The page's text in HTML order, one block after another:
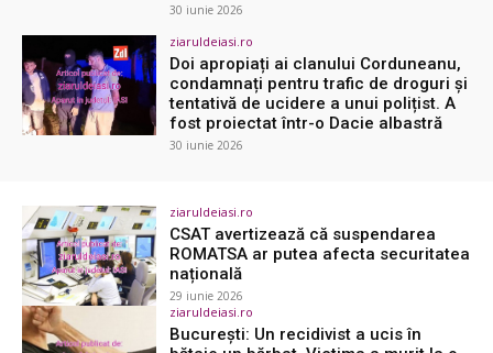
30 iunie 2026
ziaruldeiasi.ro
Doi apropiați ai clanului Corduneanu,
condamnați pentru trafic de droguri și
tentativă de ucidere a unui polițist. A
fost proiectat într-o Dacie albastră
30 iunie 2026
ziaruldeiasi.ro
CSAT avertizează că suspendarea
ROMATSA ar putea afecta securitatea
națională
29 iunie 2026
ziaruldeiasi.ro
Bucureşti: Un recidivist a ucis în